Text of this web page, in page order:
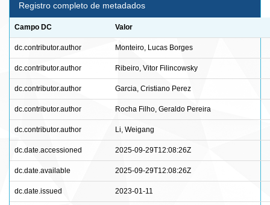
Registro completo de metadados
Campo DC Valor
dc.contributor.author Monteiro, Lucas Borges
dc.contributor.author Ribeiro, Vitor Filincowsky
dc.contributor.author Garcia, Cristiano Perez
dc.contributor.author Rocha Filho, Geraldo Pereira
dc.contributor.author Li, Weigang
dc.date.accessioned 2025-09-29T12:08:26Z
dc.date.available 2025-09-29T12:08:26Z
dc.date.issued 2023-01-11